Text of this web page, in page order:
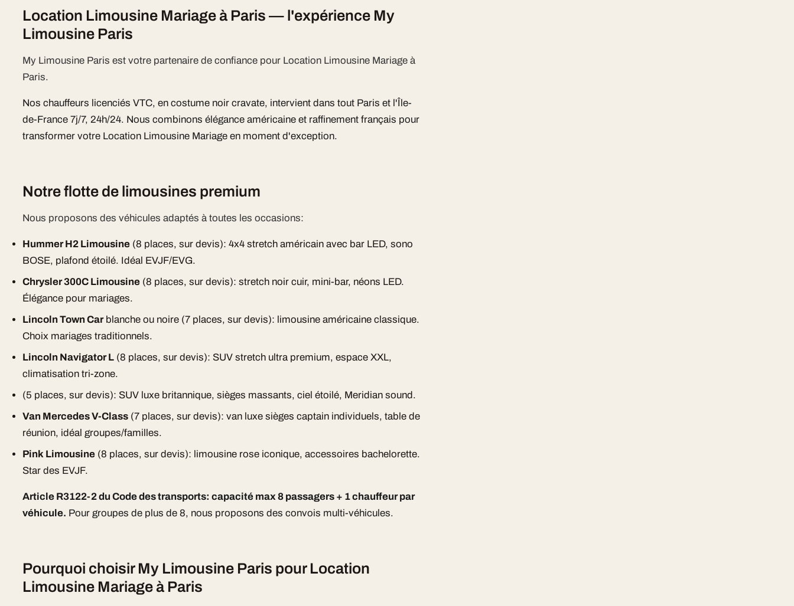
Location Limousine Mariage à Paris — l'expérience My
Limousine Paris
My Limousine Paris est votre partenaire de confiance pour Location Limousine Mariage à
Paris.
Nos chauffeurs licenciés VTC, en costume noir cravate, intervient dans tout Paris et l'Île-
de-France 7j/7, 24h/24. Nous combinons élégance américaine et raffinement français pour
transformer votre Location Limousine Mariage en moment d'exception.
Notre flotte de limousines premium
Nous proposons des véhicules adaptés à toutes les occasions:
Hummer H2 Limousine (8 places, sur devis): 4x4 stretch américain avec bar LED, sono
BOSE, plafond étoilé. Idéal EVJF/EVG.
Chrysler 300C Limousine (8 places, sur devis): stretch noir cuir, mini-bar, néons LED.
Élégance pour mariages.
Lincoln Town Carblanche ou noire (7 places, sur devis): limousine américaine classique.
Choix mariages traditionnels.
Lincoln Navigator L (8 places, sur devis): SUV stretch ultra premium, espace XXL,
climatisation tri-zone.
(5 places, sur devis): SUV luxe britannique, sièges massants, ciel étoilé, Meridian sound.
Van Mercedes V-Class (7 places, sur devis): van luxe sièges captain individuels, table de
réunion, idéal groupes/familles.
Pink Limousine (8 places, sur devis): limousine rose iconique, accessoires bachelorette.
Star des EVJF.
Article R3122-2 du Code des transports: capacité max 8 passagers + 1 chauffeur par
véhicule. Pour groupes de plus de 8, nous proposons des convois multi-véhicules.
Pourquoi choisir My Limousine Paris pour Location
Limousine Mariage à Paris